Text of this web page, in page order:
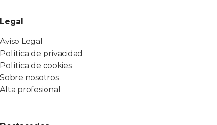
Legal
Aviso Legal
Política de privacidad
Política de cookies
Sobre nosotros
Alta profesional